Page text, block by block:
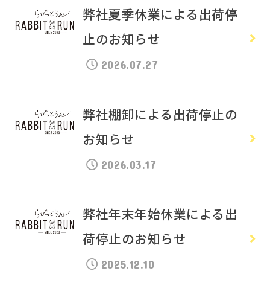
弊社夏季休業による出荷停
止のお知らせ
2026.07.27
弊社棚卸による出荷停止の
お知らせ
2026.03.17
弊社年末年始休業による出
荷停止のお知らせ
2025.12.10